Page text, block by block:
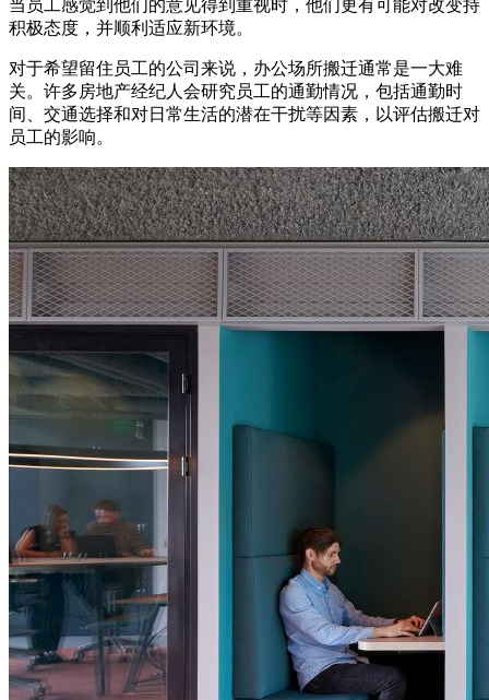
当员工感觉到他们的意见得到重视时，他们更有可能对改变持
积极态度，并顺利适应新环境。
对于希望留住员工的公司来说，办公场所搬迁通常是一大难
关。许多房地产经纪人会研究员工的通勤情况，包括通勤时
间、交通选择和对日常生活的潜在干扰等因素，以评估搬迁对
员工的影响。